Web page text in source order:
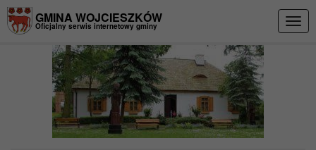
GMINA WOJCIESZKÓW
Oficjalny serwis internetowy gminy